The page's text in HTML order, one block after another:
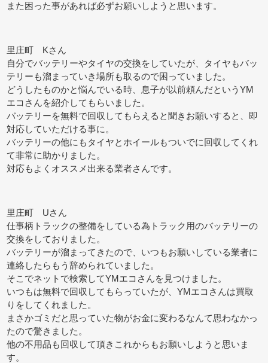
また困った事があれば必ずお願いしようと思います。
里庄町 Kさん
自分でバッテリーやタイヤの交換をしていたが、タイヤもバッ
テリーも溜まっていき場所も取るので困っていました。
どうしたものかと悩んでいる時、息子が以前頼んだというYM
エコさんを紹介してもらいました。
バッテリーを無料で回収してもらえると聞きお願いすると、即
対応していただける事に。
バッテリーの他にもタイヤとホイールもついでに回収してくれ
て非常に助かりました。
対応もよくオススメ出来る業者さんです。
里庄町 Uさん
仕事柄トラックの整備をしている為トラック用のバッテリーの
交換をしておりました。
バッテリーが溜まってきたので、いつもお願いしている業者に
連絡したらもう辞められていました。
そこでネットで検索してYMエコさんを見つけました。
いつもは無料で回収してもらっていたが、YMエコさんは買取
りをしてくれました。
まさかゴミだと思っていた物がお金に変わるなんて思わなかっ
たので驚きました。
他の不用品も回収して頂きこれからもお願いしようと思いま
す。